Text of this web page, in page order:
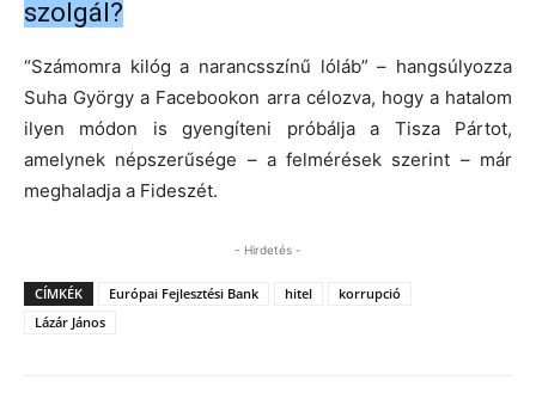
szolgál?
“Számomra kilóg a narancsszínű lóláb” – hangsúlyozza
Suha György a Facebookon arra célozva, hogy a hatalom
ilyen módon is gyengíteni próbálja a Tisza Pártot,
amelynek népszerűsége – a felmérések szerint – már
meghaladja a Fideszét.
- Hirdetés -
CÍMKÉK Európai Fejlesztési Bank hitel
korrupció
Lázár János